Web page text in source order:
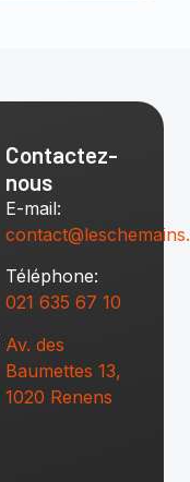
Contactez-
nous
E-mail:
Téléphone:
021 635 67 10
Av. des
Baumettes 13,
1020 Renens